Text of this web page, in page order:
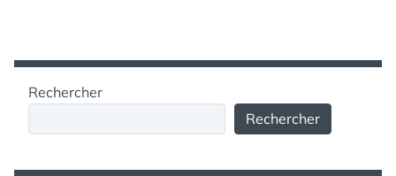
Rechercher
Rechercher